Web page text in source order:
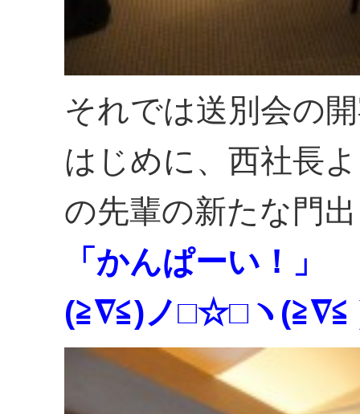
それでは送別会の
はじめに、西社長
の先輩の新たな門
「かんぱーい！」
(≧∇≦)ノ□☆□ヽ(≧∇≦